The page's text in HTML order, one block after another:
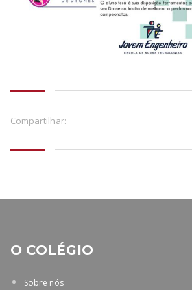
Compartilhar:
O COLÉGIO
Sobre nós